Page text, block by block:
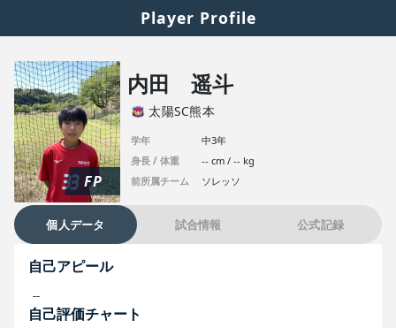
Player Profile
FP
内田 遥斗
太陽SC熊本
学年
中3年
身長 / 体重
-- cm / -- kg
前所属チーム
ソレッソ
個人データ 試合情報 公式記録
自己アピール
--
自己評価チャート